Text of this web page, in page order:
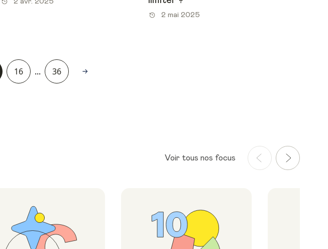
2 mai 2025
16 ... 36
Voir tous nos focus